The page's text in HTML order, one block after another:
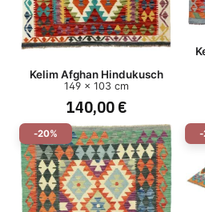
Kelim Afghan Hindukusch
149 x 103 cm
140,00 €
-20% -